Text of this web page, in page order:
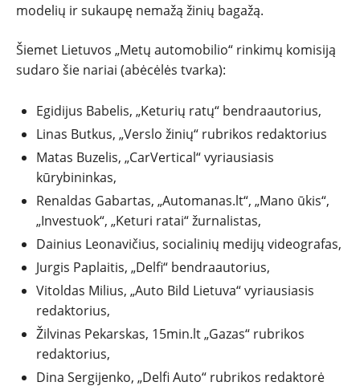
modelių ir sukaupę nemažą žinių bagažą.
Šiemet Lietuvos „Metų automobilio“ rinkimų komisiją
sudaro šie nariai (abėcėlės tvarka):
Egidijus Babelis, „Keturių ratų“ bendraautorius,
Linas Butkus, „Verslo žinių“ rubrikos redaktorius
Matas Buzelis, „CarVertical“ vyriausiasis
kūrybininkas,
Renaldas Gabartas, „Automanas.lt“, „Mano ūkis“,
„Investuok“, „Keturi ratai“ žurnalistas,
Dainius Leonavičius, socialinių medijų videografas,
Jurgis Paplaitis, „Delfi“ bendraautorius,
Vitoldas Milius, „Auto Bild Lietuva“ vyriausiasis
redaktorius,
Žilvinas Pekarskas, 15min.lt „Gazas“ rubrikos
redaktorius,
Dina Sergijenko, „Delfi Auto“ rubrikos redaktorė